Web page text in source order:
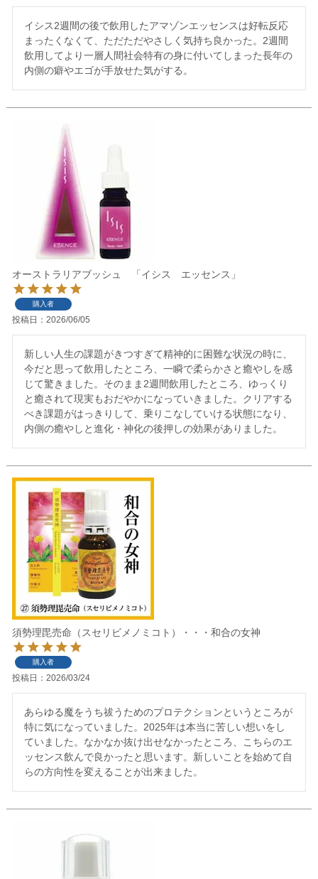
イシス2週間の後で飲用したアマゾンエッセンスは好転反応
まったくなくて、ただただやさしく気持ち良かった。2週間
飲用してより一層人間社会特有の身に付いてしまった長年の
内側の癖やエゴが手放せた気がする。
オーストラリアブッシュ 「イシス エッセンス」
購入者
投稿日 2026/06/05
新しい人生の課題がきつすぎて精神的に困難な状況の時に、
今だと思って飲用したところ、一瞬で柔らかさと癒やしを感
じて驚きました。そのまま2週間飲用したところ、ゆっくり
と癒されて現実もおだやかになっていきました。クリアする
べき課題がはっきりして、乗りこなしていける状態になり、
内側の癒やしと進化・神化の後押しの効果がありました。
須勢理毘売命（スセリビメノミコト）・・・和合の女神
購入者
投稿日 2026/03/24
あらゆる魔をうち祓うためのプロテクションというところが
特に気になっていました。2025年は本当に苦しい想いをし
ていました。なかなか抜け出せなかったところ、こちらのエ
ッセンス飲んで良かったと思います。新しいことを始めて自
らの方向性を変えることが出来ました。